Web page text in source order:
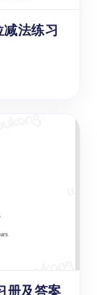
法练习
法练习
》可以
效掌握
计算法
导孩子们
作机制。
册，本资
册及答案